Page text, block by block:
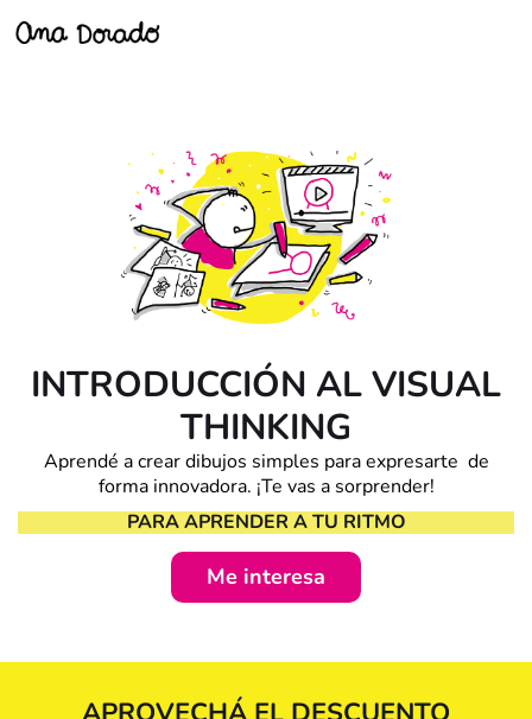
INTRODUCCIÓN AL VISUAL
THINKING
Aprendé a crear dibujos simples para expresarte de
forma innovadora. ¡Te vas a sorprender!
PARA APRENDER A TU RITMO
Me interesa